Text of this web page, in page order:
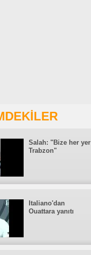
Salah: "Bize her yer
Trabzon"
Italiano'dan
Ouattara yanıtı